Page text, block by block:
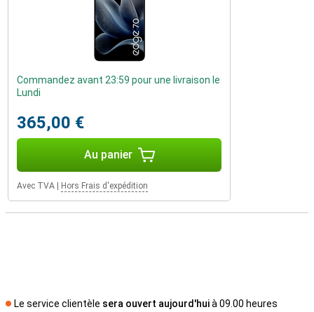
Commandez avant 23:59 pour une livraison le
Lundi
365,00 €
Au panier
Avec TVA Hors Frais d'expédition
Le service clientèle sera ouvert aujourd'huià 09.00 heures